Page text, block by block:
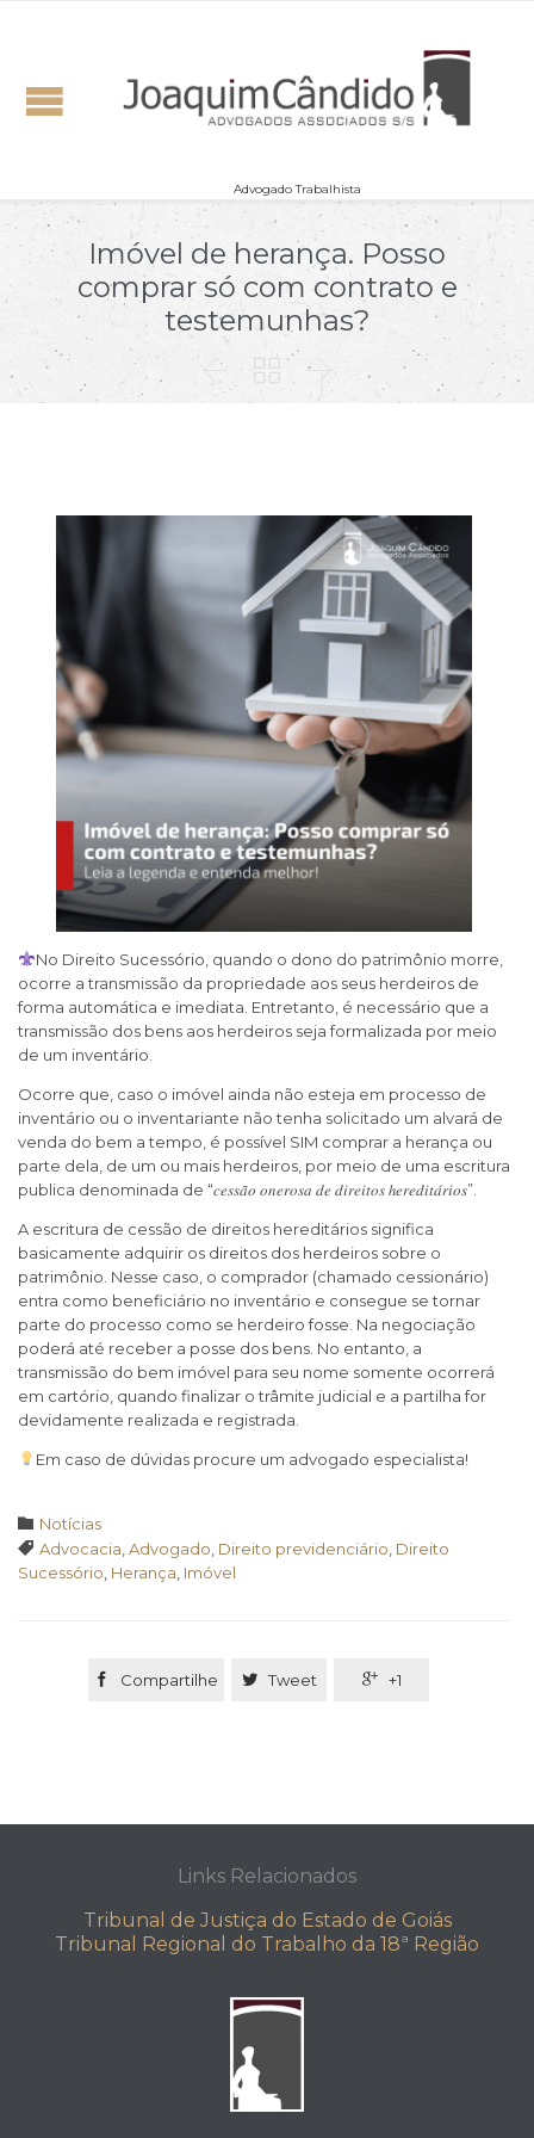
Advogado Trabalhista
Imóvel de herança. Posso
comprar só com contrato e
testemunhas?
 
No Direito Sucessório, quando o dono do patrimônio morre,
ocorre a transmissão da propriedade aos seus herdeiros de
forma automática e imediata. Entretanto, é necessário que a
transmissão dos bens aos herdeiros seja formalizada por meio
de um inventário.
Ocorre que, caso o imóvel ainda não esteja em processo de
inventário ou o inventariante não tenha solicitado um alvará de
venda do bem a tempo, é possível SIM comprar a herança ou
parte dela, de um ou mais herdeiros, por meio de uma escritura
publica denominada de “𝑐𝑒𝑠𝑠𝑎̃𝑜 𝑜𝑛𝑒𝑟𝑜𝑠𝑎 𝑑𝑒 𝑑𝑖𝑟𝑒𝑖𝑡𝑜𝑠 ℎ𝑒𝑟𝑒𝑑𝑖𝑡𝑎́𝑟𝑖𝑜𝑠”.
A escritura de cessão de direitos hereditários significa
basicamente adquirir os direitos dos herdeiros sobre o
patrimônio. Nesse caso, o comprador (chamado cessionário)
entra como beneficiário no inventário e consegue se tornar
parte do processo como se herdeiro fosse. Na negociação
poderá até receber a posse dos bens. No entanto, a
transmissão do bem imóvel para seu nome somente ocorrerá
em cartório, quando finalizar o trâmite judicial e a partilha for
devidamente realizada e registrada.
Em caso de dúvidas procure um advogado especialista!
 Category
Notícias
 Tags
Advocacia Advogado Direito previdenciário Direito
Sucessório Herança Imóvel
 Compartilhe  Tweet  +1
Links Relacionados
Tribunal de Justiça do Estado de Goiás
Tribunal Regional do Trabalho da 18ª Região